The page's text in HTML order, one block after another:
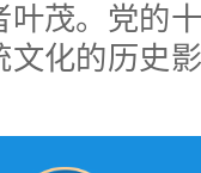
茂。党的十
化的历史